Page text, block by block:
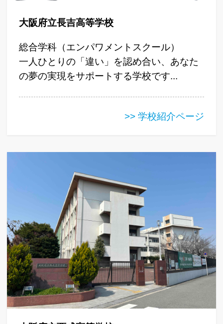
大阪府立長吉高等学校
総合学科（エンパワメントスクール）
一人ひとりの「違い」を認め合い、あなた
の夢の実現をサポートする学校です...
>> 学校紹介ページ